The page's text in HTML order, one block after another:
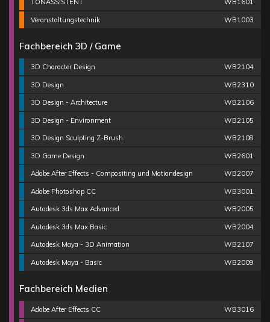
TONASSISTENT WB1601
Veranstaltungstechnik WB1003
Fachbereich 3D / Game
3D Character Design WB2104
3D Design WB2310
3D Design - Architecture WB2106
3D Design - Environment WB2105
3D Design Sculpting Z-Brush WB2108
3D Game Design WB2601
Adobe After Effects - Compositing und Motiondesign WB2007
Adobe Photoshop CC WB3001
Autodesk 3ds Max Advanced WB2005
Autodesk 3ds Max Basic WB2004
Autodesk Maya - 3D Animation WB2107
Autodesk Maya - Basic WB2009
Fachbereich Medien
Adobe After Effects CC WB3016